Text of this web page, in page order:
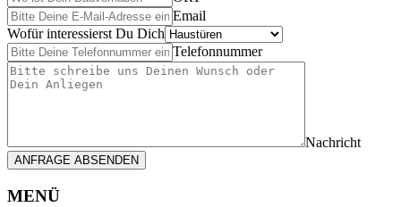
Email
Wofür interessierst Du Dich
Telefonnummer
Nachricht
ANFRAGE ABSENDEN
MENÜ